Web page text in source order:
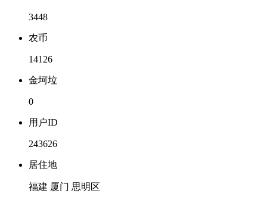
3448
农币
14126
金坷垃
0
用户ID
243626
居住地
福建 厦门 思明区